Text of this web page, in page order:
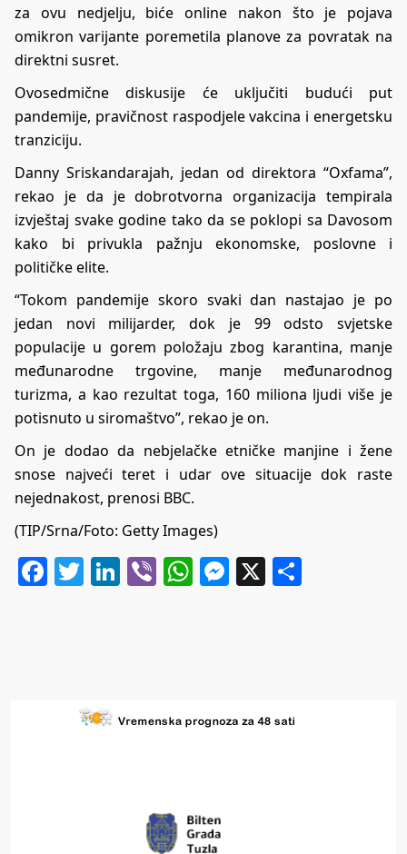
za ovu nedjelju, biće online nakon što je pojava
omikron varijante poremetila planove za povratak na
direktni susret.
Ovosedmične diskusije će uključiti budući put
pandemije, pravičnost raspodjele vakcina i energetsku
tranziciju.
Danny Sriskandarajah, jedan od direktora “Oxfama”,
rekao je da je dobrotvorna organizacija tempirala
izvještaj svake godine tako da se poklopi sa Davosom
kako bi privukla pažnju ekonomske, poslovne i
političke elite.
“Tokom pandemije skoro svaki dan nastajao je po
jedan novi milijarder, dok je 99 odsto svjetske
populacije u gorem položaju zbog karantina, manje
međunarodne trgovine, manje međunarodnog
turizma, a kao rezultat toga, 160 miliona ljudi više je
potisnuto u siromaštvo”, rekao je on.
On je dodao da nebjelačke etničke manjine i žene
snose najveći teret i udar ove situacije dok raste
nejednakost, prenosi BBC.
(TIP/Srna/Foto: Getty Images)
Facebook
Twitter
LinkedIn
ViberWhatsApp
Messenger
X